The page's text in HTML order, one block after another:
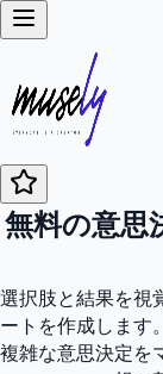
無料の意思
選択肢と結果を視
ートを作成します
複雑な意思決定を